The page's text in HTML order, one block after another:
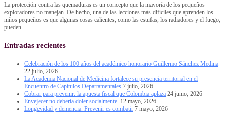
La protección contra las quemaduras es un concepto que la mayoría de los pequeños
exploradores no manejan. De hecho, una de las lecciones más difíciles que aprenden los
niños pequeños es que algunas cosas calientes, como las estufas, los radiadores y el fuego,
pueden...
Entradas recientes
Celebración de los 100 años del académico honorario Guillermo Sánchez Medina
22 julio, 2026
La Academia Nacional de Medicina fortalece su presencia territorial en el
Encuentro de Capítulos Departamentales 7 julio, 2026
Cobrar para prevenir: la apuesta fiscal que Colombia aplaza 24 junio, 2026
Envejecer no debería doler socialmente. 12 mayo, 2026
Longevidad y demencia. Prevenir es combatir 7 mayo, 2026